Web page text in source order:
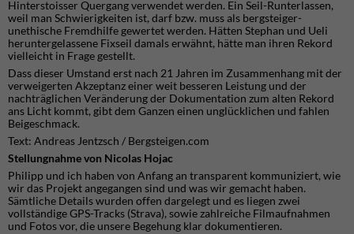
Hinterstoisser Quergang verwendet werden. Ein Seil-Runterlassen,
weil man Schwierigkeiten ist, darf bzw. muss als bergsteiger-
unethische Fremdhilfe gewertet werden. Hätten Stephan und Ueli
heruntergelassene Fixseil damals erwähnt, hätte man ihren Rekord
vielleicht in Frage gestellt.
Dass dieser Umstand erst nach 21 Jahren im Zusammenhang mit der
verweigerten Akzeptanz einer weit besseren Leistung und der
nachträglichen Veränderung der Dokumentation zum alten Rekord
ans Licht kommt, gibt dem Ganzen einen unglücklichen und fahlen
Beigeschmack.
Text: Andreas Jentzsch / Bergsteigen.com
Stellungnahme von Nicolas Hojac
Philipp und ich haben von Anfang an transparent kommuniziert, wie
wir das Projekt angegangen sind und was wir gemacht haben.
Sämtliche Details wurden offen dargelegt und es liegen zwei
vollständige GPS-Tracks (Strava), sowie zahlreiche Filmaufnahmen
und Fotos vor, die unsere Begehung klar dokumentieren.